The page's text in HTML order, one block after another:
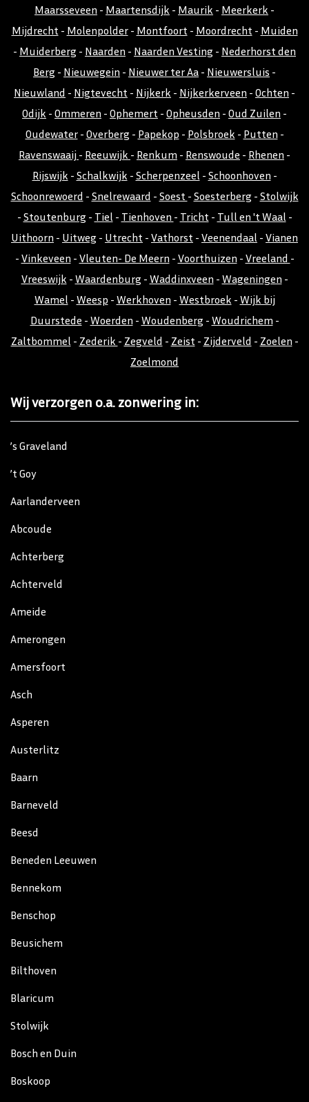
Maarsseveen - Maartensdijk - Maurik - Meerkerk -
Mijdrecht- Molenpolder- Montfoort- Moordrecht- Muiden
- Muiderberg - Naarden - Naarden Vesting - Nederhorst den
Berg - Nieuwegein - Nieuwer ter Aa - Nieuwersluis -
Nieuwland - Nigtevecht - Nijkerk - Nijkerkerveen - Ochten -
Odijk - Ommeren - Ophemert - Opheusden - Oud Zuilen -
Oudewater- Overberg - Papekop - Polsbroek - Putten -
Ravenswaaij - Reeuwijk - Renkum - Renswoude - Rhenen -
Rijswijk - Schalkwijk - Scherpenzeel - Schoonhoven -
Schoonrewoerd - Snelrewaard - Soest - Soesterberg - Stolwijk
- Stoutenburg - Tiel - Tienhoven - Tricht- Tull en 't Waal -
Uithoorn - Uitweg - Utrecht - Vathorst - Veenendaal - Vianen
- Vinkeveen - Vleuten- De Meern - Voorthuizen - Vreeland -
Vreeswijk - Waardenburg - Waddinxveen - Wageningen -
Wamel - Weesp - Werkhoven - Westbroek - Wijk bij
Duurstede - Woerden - Woudenberg - Woudrichem -
Zaltbommel - Zederik - Zegveld - Zeist- Zijderveld - Zoelen -
Zoelmond
Wij verzorgen o.a. zonwering in:
’s Graveland
’t Goy
Aarlanderveen
Abcoude
Achterberg
Achterveld
Ameide
Amerongen
Amersfoort
Asch
Asperen
Austerlitz
Baarn
Barneveld
Beesd
Beneden Leeuwen
Bennekom
Benschop
Beusichem
Bilthoven
Blaricum
Stolwijk
Bosch en Duin
Boskoop